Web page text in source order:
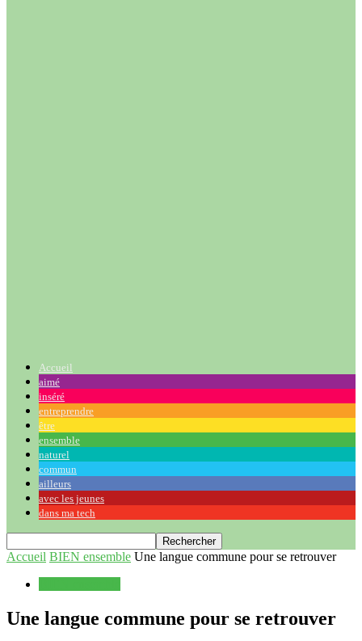
Accueil
aimé
inséré
entreprendre
être
ensemble
naturel
commun
ailleurs
avec les jeunes
dans ma tech
Accueil BIEN ensemble Une langue commune pour se retrouver
Une langue commune pour se retrouver